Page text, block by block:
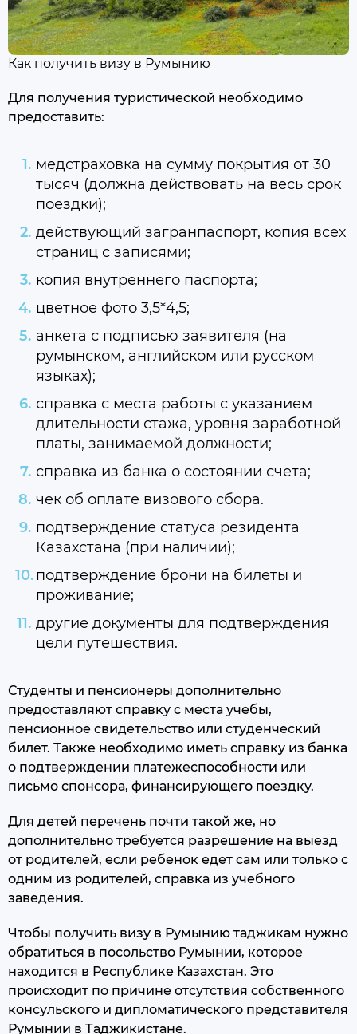
Как получить визу в Румынию
Для получения туристической необходимо
предоставить:
медстраховка на сумму покрытия от 30
тысяч (должна действовать на весь срок
поездки);
действующий загранпаспорт, копия всех
страниц с записями;
копия внутреннего паспорта;
цветное фото 3,5*4,5;
анкета с подписью заявителя (на
румынском, английском или русском
языках);
справка с места работы с указанием
длительности стажа, уровня заработной
платы, занимаемой должности;
справка из банка о состоянии счета;
чек об оплате визового сбора.
подтверждение статуса резидента
Казахстана (при наличии);
подтверждение брони на билеты и
проживание;
другие документы для подтверждения
цели путешествия.
Студенты и пенсионеры дополнительно
предоставляют справку с места учебы,
пенсионное свидетельство или студенческий
билет. Также необходимо иметь справку из банка
о подтверждении платежеспособности или
письмо спонсора, финансирующего поездку.
Для детей перечень почти такой же, но
дополнительно требуется разрешение на выезд
от родителей, если ребенок едет сам или только с
одним из родителей, справка из учебного
заведения.
Чтобы получить визу в Румынию таджикам нужно
обратиться в посольство Румынии, которое
находится в Республике Казахстан. Это
происходит по причине отсутствия собственного
консульского и дипломатического представителя
Румынии в Таджикистане.